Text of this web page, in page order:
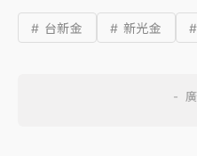
# 台新金 # 新光金